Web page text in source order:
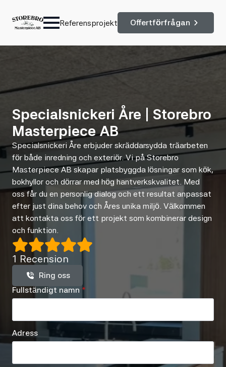
Referensprojekt Offertförfrågan
Specialsnickeri Åre | Storebro
Masterpiece AB
Specialsnickeri Åre erbjuder skräddarsydda träarbeten
för både inredning och exteriör. Vi på Storebro
Masterpiece AB skapar platsbyggda lösningar som kök,
bokhyllor och dörrar med hög hantverkskvalitet. Med
oss får du en personlig dialog och ett resultat anpassat
efter just dina behov och Åres unika miljö. Välkommen
att kontakta oss för ett projekt som kombinerar design
och funktion.
1 Recension
Ring oss
Fullständigt namn *
Adress